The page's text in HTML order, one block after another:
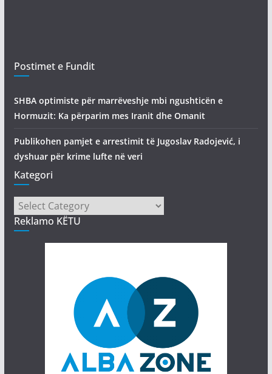
Postimet e Fundit
SHBA optimiste për marrëveshje mbi ngushticën e
Hormuzit: Ka përparim mes Iranit dhe Omanit
Publikohen pamjet e arrestimit të Jugoslav Radojević, i
dyshuar për krime lufte në veri
Kategori
Kategori
Reklamo KËTU